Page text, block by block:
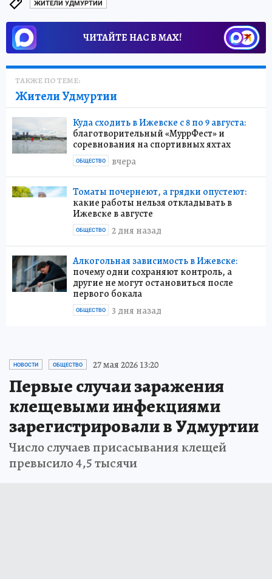
ЖИТЕЛИ УДМУРТИИ
ЧИТАЙТЕ НАС В МАХ!
ТАКЖЕ ПО ТЕМЕ:
Жители Удмуртии
Куда сходить в Ижевске с 8 по 9 августа:
благотворительный «МуррФест» и
соревнования на спортивных яхтах
вчера
ОБЩЕСТВО
Томаты почернеют, а грядки опустеют:
какие работы нельзя откладывать в
Ижевске в августе
2 дня назад
ОБЩЕСТВО
Алкогольная зависимость в Ижевске:
почему одни сохраняют контроль, а
другие не могут остановиться после
первого бокала
3 дня назад
ОБЩЕСТВО
НОВОСТИ ОБЩЕСТВО 27 мая 2026 13:20
Первые случаи заражения
клещевыми инфекциями
зарегистрировали в Удмуртии
Число случаев присасывания клещей
превысило 4,5 тысячи